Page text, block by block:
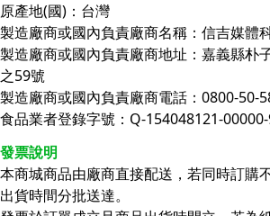
原產地(國)：台灣
製造廠商或國內負責廠商名稱：信吉媒體
製造廠商或國內負責廠商地址：嘉義縣朴
之59號
製造廠商或國內負責廠商電話：0800-50-
食品業者登錄字號：Q-154048121-
發票說明
本商城商品由廠商直接配送，若同時訂購
出貨時間分批送達。